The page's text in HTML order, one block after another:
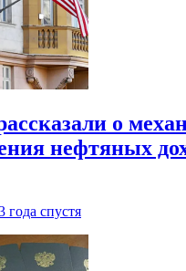
о
нефтяных
года спустя